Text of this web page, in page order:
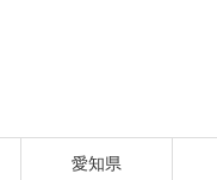
愛知県